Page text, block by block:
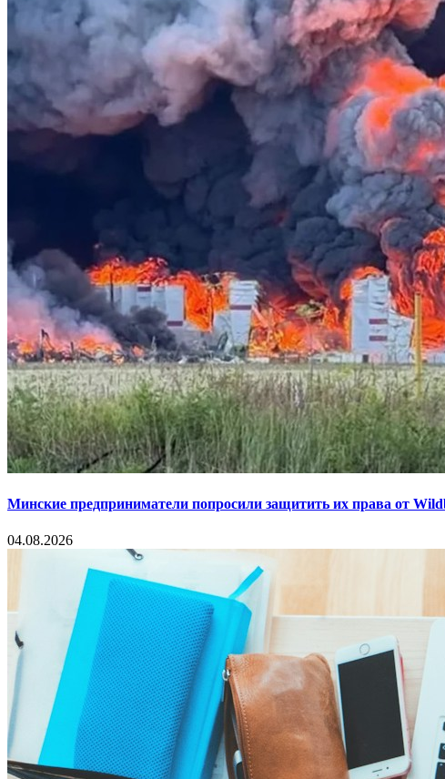
Минские предприниматели попросили защитить их права от
04.08.2026